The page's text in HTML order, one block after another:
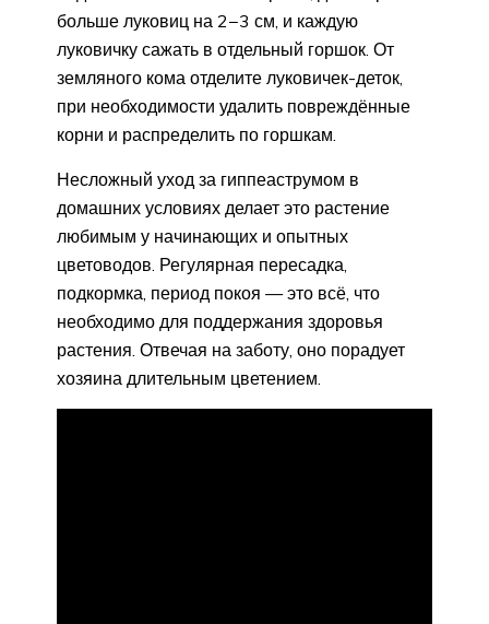
больше луковиц на 2−3 см, и каждую
луковичку сажать в отдельный горшок. От
земляного кома отделите луковичек-деток,
при необходимости удалить повреждённые
корни и распределить по горшкам.
Несложный уход за гиппеаструмом в
домашних условиях делает это растение
любимым у начинающих и опытных
цветоводов. Регулярная пересадка,
подкормка, период покоя — это всё, что
необходимо для поддержания здоровья
растения. Отвечая на заботу, оно порадует
хозяина длительным цветением.